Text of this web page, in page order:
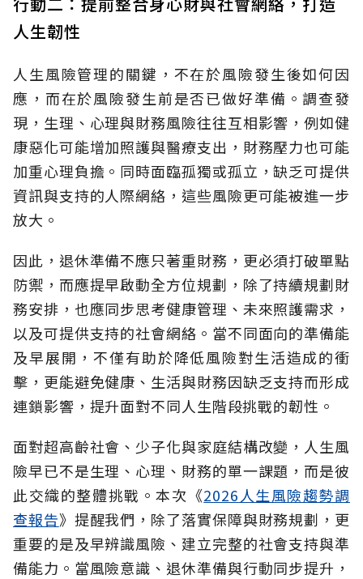
人生韌性
人生風險管理的關鍵，不在於風險發生後如何因
應，而在於風險發生前是否已做好準備。調查發
現，生理、心理與財務風險往往互相影響，例如健
康惡化可能增加照護與醫療支出，財務壓力也可能
加重心理負擔。同時面臨孤獨或孤立，缺乏可提供
資訊與支持的人際網絡，這些風險更可能被進一步
放大。
因此，退休準備不應只著重財務，更必須打破單點
防禦，而應提早啟動全方位規劃，除了持續規劃財
務安排，也應同步思考健康管理、未來照護需求，
以及可提供支持的社會網絡。當不同面向的準備能
及早展開，不僅有助於降低風險對生活造成的衝
擊，更能避免健康、生活與財務因缺乏支持而形成
連鎖影響，提升面對不同人生階段挑戰的韌性。
面對超高齡社會、少子化與家庭結構改變，人生風
險早已不是生理、心理、財務的單一課題，而是彼
此交織的整體挑戰。本次《2026人生風險趨勢調
查報告》提醒我們，除了落實保障與財務規劃，更
重要的是及早辨識風險、建立完整的社會支持與準
備能力。當風險意識、退休準備與行動同步提升，